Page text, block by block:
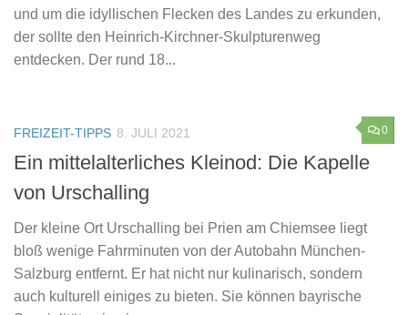
und um die idyllischen Flecken des Landes zu erkunden,
der sollte den Heinrich-Kirchner-Skulpturenweg
entdecken. Der rund 18...
0
FREIZEIT-TIPPS 8. JULI 2021
Ein mittelalterliches Kleinod: Die Kapelle
von Urschalling
Der kleine Ort Urschalling bei Prien am Chiemsee liegt
bloß wenige Fahrminuten von der Autobahn München-
Salzburg entfernt. Er hat nicht nur kulinarisch, sondern
auch kulturell einiges zu bieten. Sie können bayrische